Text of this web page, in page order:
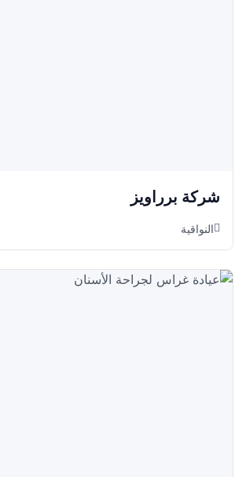
شركة برراويز
النواقية